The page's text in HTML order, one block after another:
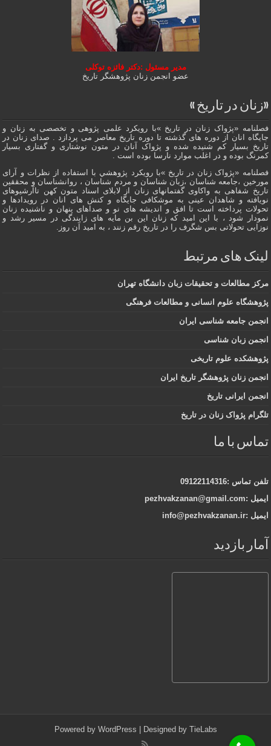
مدیر مسئول :دکتر فائزه توکلی
عضو انجمن زنان پژوهشگر تاریخ
«زنان در تاریخ »
فصلنامه «پژواک زنان در تاریخ »با رویکرد علمی پژوهى و تخصصی به زنان و
جایگاه انان از دوره هاى گذشته تا دوره تاریخ معاصر می پردازد . صدای زنان در
تاریخ بسیار کم شنیده شده و پژواک آنان در متون نوشتاری و گفتاری بسیار
کمرنگ بوده و در اغلب موارد نارسا بوده است .
فصلنامه «پژواک زنان در تاریخ »با رویکرد پژوهشي با استفاده از نظرات و آرای
مورخین ،جامعه شناسان ،زبان شناسان و مردم شناسان ، روانشناسان و محققین
تاریخ شفاهی به واکاوی گفتمانهاى زنان از لابلای اسناد متون کهن تاآرشیوهای
نویافته و شاهدان عينى به موشکافی جايگاه و كنش هاى انان در رویدادها و
تحولات پرداخته است تا افق و اندیشه های نو و صداهای پنهان و ناشنیده زنان
نمودار شود ، با این امید که زنان این بن مایه های زایندگی در مسير رشد و
نوزایی تحولاتی بس شگرف را در تاریخ رقم زنند ، به اميد آن روز.
لینک های مرتبط
مرکز مطالعات و تحقیقات زبان دانشگاه تهران
پژوهشگاه علوم انسانی و مطالعات فرهنگی
انجمن جامعه شناسی ایران
انجمن زبان شناسی
پژوهشکده علوم تاریخی
انجمن زنان پژوهشگر تاریخ ایران
انجمن ایرانی تاریخ
تلگرام پژواک زنان در تاریخ
تماس با ما
تلفن تماس :09122114316
ایمیل :pezhvakzanan@gmail.com
ایمیل :info@pezhvakzanan.ir
آمار بازدید
Powered by WordPress | Designed by TieLabs